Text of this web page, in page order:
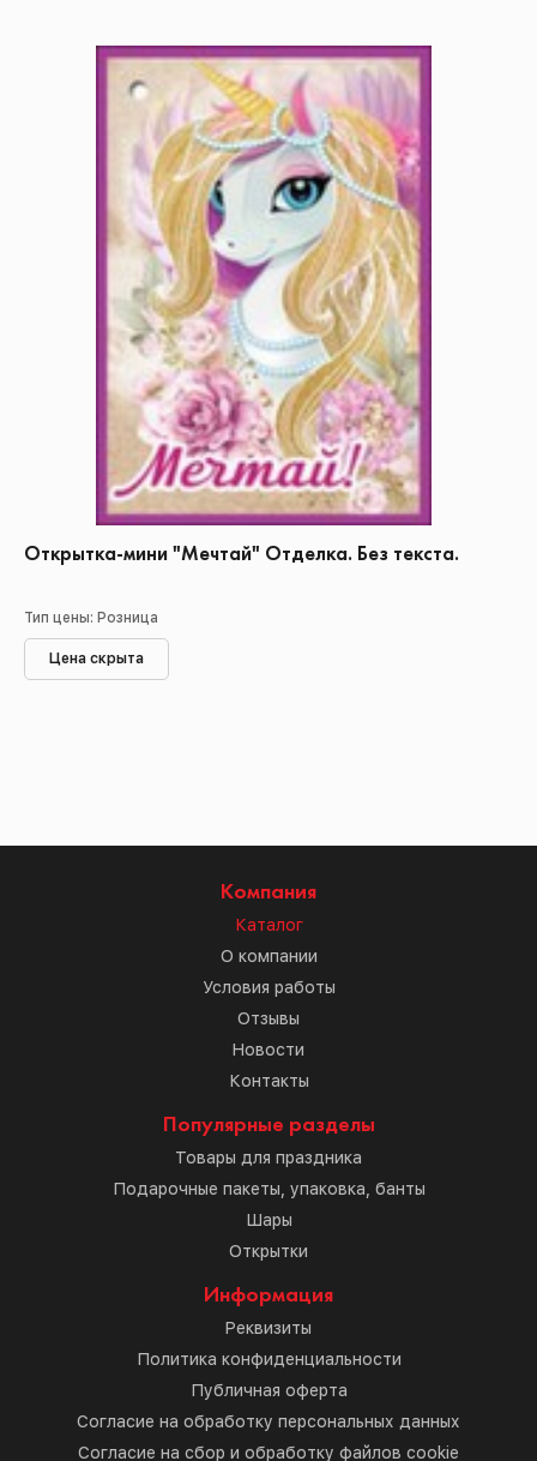
Открытка-мини "Мечтай" Отделка. Без текста.
Тип цены: Розница
Цена скрыта
Компания
Каталог
О компании
Условия работы
Отзывы
Новости
Контакты
Популярные разделы
Товары для праздника
Подарочные пакеты, упаковка, банты
Шары
Открытки
Информация
Реквизиты
Политика конфиденциальности
Публичная оферта
Согласие на обработку персональных данных
Согласие на сбор и обработку файлов cookie